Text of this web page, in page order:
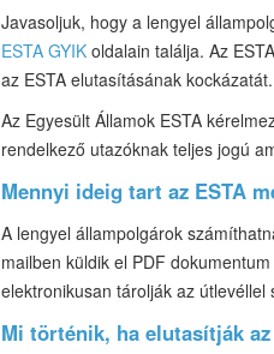
Javasoljuk, hogy a lengyel
ESTA GYIK oldalain találja. Az
az ESTA elutasításának kockázatát.
Az Egyesült Államok ESTA
rendelkező utazóknak teljes jogú
Mennyi ideig tart az ESTA
A lengyel állampolgárok
mailben küldik el PDF
elektronikusan tárolják az
Mi történik, ha elutasítják